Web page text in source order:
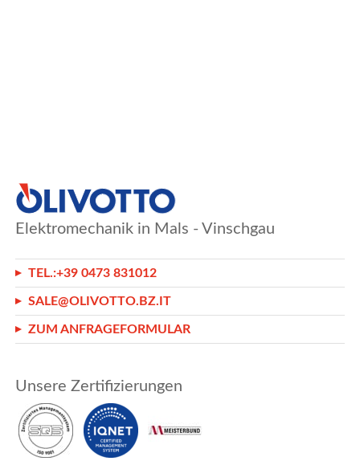
Elektromechanik in Mals - Vinschgau
TEL.:+39 0473 831012
SALE@OLIVOTTO.BZ.IT
ZUM ANFRAGEFORMULAR
Unsere Zertifizierungen